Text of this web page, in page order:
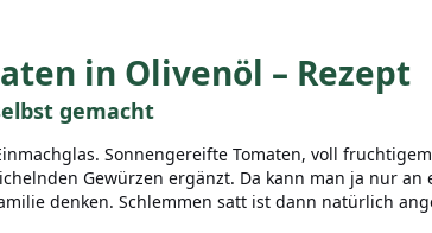
in Olivenöl – Rezept
gemacht
Sonnengereifte Tomaten, voll
Gewürzen ergänzt. Da kann man ja nur an
denken. Schlemmen satt ist dann natürlich